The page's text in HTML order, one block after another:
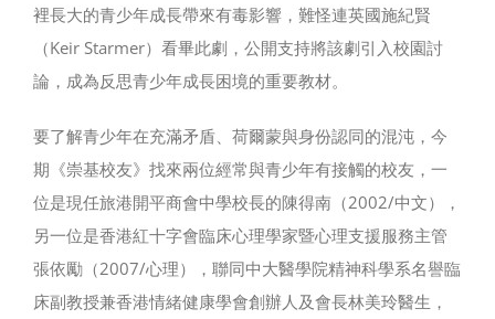
裡長大的青少年成長帶來有毒影響，難怪連英國施紀賢
（Keir Starmer）看畢此劇，公開支持將該劇引入校園討
論，成為反思青少年成長困境的重要教材。
要了解青少年在充滿矛盾、荷爾蒙與身份認同的混沌，今
期《崇基校友》找來兩位經常與青少年有接觸的校友，一
位是現任旅港開平商會中學校長的陳得南（2002/中文），
另一位是香港紅十字會臨床心理學家暨心理支援服務主管
張依勵（2007/心理），聯同中大醫學院精神科學系名譽臨
床副教授兼香港情緒健康學會創辦人及會長林美玲醫生，